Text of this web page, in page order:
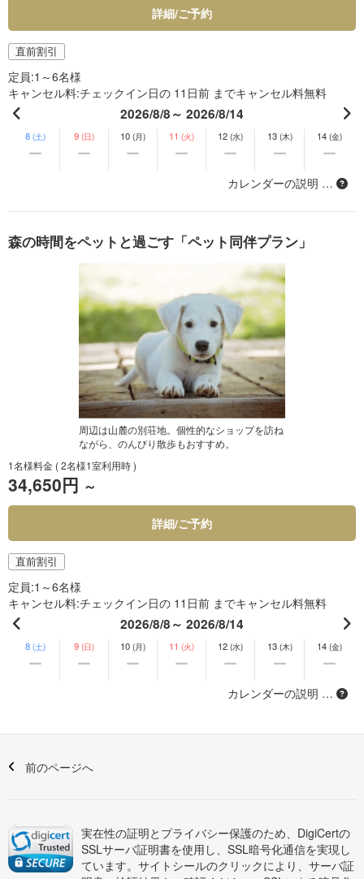
詳細/ご予約
直前割引
定員 1～6名様
キャンセル料 チェックイン日の 11日前 までキャンセル料無料
2026/8/8～ 2026/8/14
8 (土) 9 (日) 10 (月) 11 (火) 12 (水) 13 (木) 14 (金)
カレンダーの説明 …
森の時間をペットと過ごす「ペット同伴プラン」
周辺は山麓の別荘地。個性的なショップを訪ね
ながら、のんびり散歩もおすすめ。
1名様料金 ( 2名様1室利用時 )
34,650円 ～
詳細/ご予約
直前割引
定員 1～6名様
キャンセル料 チェックイン日の 11日前 までキャンセル料無料
2026/8/8～ 2026/8/14
8 (土) 9 (日) 10 (月) 11 (火) 12 (水) 13 (木) 14 (金)
カレンダーの説明 …
前のページへ
実在性の証明とプライバシー保護のため、DigiCertの
SSLサーバ証明書を使用し、SSL暗号化通信を実現し
ています。サイトシールのクリックにより、サーバ証